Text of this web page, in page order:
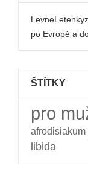
po Evropě a
ŠTÍTKY
pro
afrodisiakum
libida